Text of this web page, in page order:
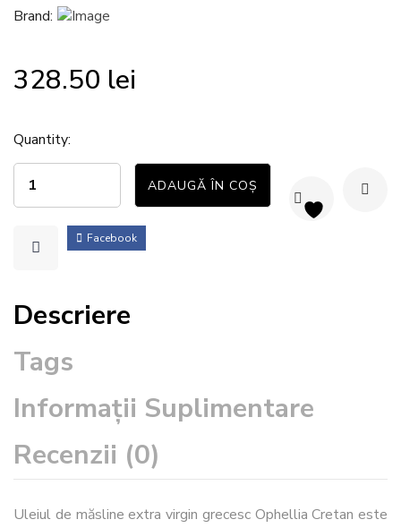
Brand:
328.50 lei
Quantity:
ADAUGĂ ÎN COȘ
Facebook
Descriere
Tags
Informații Suplimentare
Recenzii (0)
Uleiul de măsline extra virgin grecesc Ophellia Cretan este